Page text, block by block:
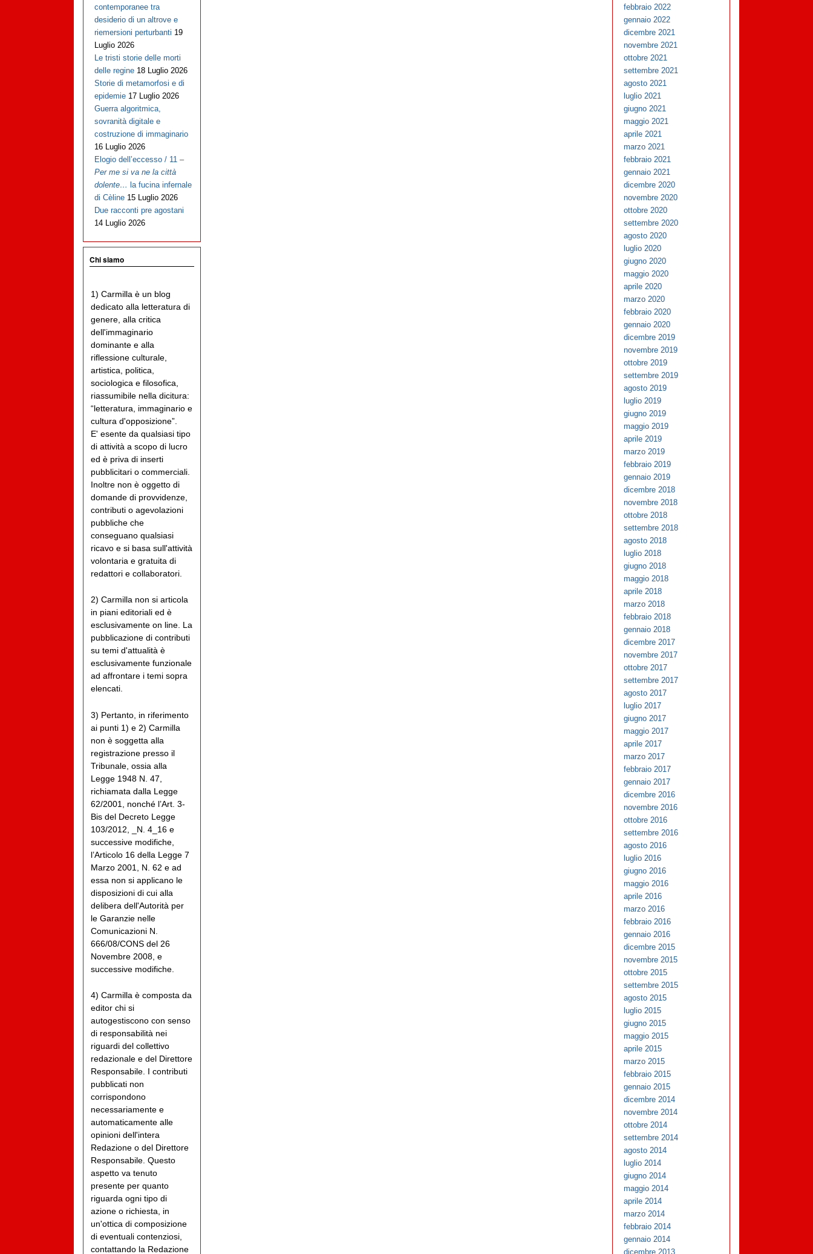
contemporanee tra
desiderio di un altrove e
riemersioni perturbanti 19
Luglio 2026
Le tristi storie delle morti
delle regine 18 Luglio 2026
Storie di metamorfosi e di
epidemie 17 Luglio 2026
Guerra algoritmica,
sovranità digitale e
costruzione di immaginario
16 Luglio 2026
Elogio dell’eccesso / 11 –
Per me si va ne la città
dolente… la fucina infernale
di Cèline 15 Luglio 2026
Due racconti pre agostani
14 Luglio 2026
Chi siamo
1) Carmilla è un blog
dedicato alla letteratura di
genere, alla critica
dell'immaginario
dominante e alla
riflessione culturale,
artistica, politica,
sociologica e filosofica,
riassumibile nella dicitura:
“letteratura, immaginario e
cultura d'opposizione”.
E' esente da qualsiasi tipo
di attività a scopo di lucro
ed è priva di inserti
pubblicitari o commerciali.
Inoltre non è oggetto di
domande di provvidenze,
contributi o agevolazioni
pubbliche che
conseguano qualsiasi
ricavo e si basa sull'attività
volontaria e gratuita di
redattori e collaboratori.
2) Carmilla non si articola
in piani editoriali ed è
esclusivamente on line. La
pubblicazione di contributi
su temi d'attualità è
esclusivamente funzionale
ad affrontare i temi sopra
elencati.
3) Pertanto, in riferimento
ai punti 1) e 2) Carmilla
non è soggetta alla
registrazione presso il
Tribunale, ossia alla
Legge 1948 N. 47,
richiamata dalla Legge
62/2001, nonché l’Art. 3-
Bis del Decreto Legge
103/2012, _N. 4_16 e
successive modifiche,
l’Articolo 16 della Legge 7
Marzo 2001, N. 62 e ad
essa non si applicano le
disposizioni di cui alla
delibera dell'Autorità per
le Garanzie nelle
Comunicazioni N.
666/08/CONS del 26
Novembre 2008, e
successive modifiche.
4) Carmilla è composta da
editor chi si
autogestiscono con senso
di responsabilità nei
riguardi del collettivo
redazionale e del Direttore
Responsabile. I contributi
pubblicati non
corrispondono
necessariamente e
automaticamente alle
opinioni dell'intera
Redazione o del Direttore
Responsabile. Questo
aspetto va tenuto
presente per quanto
riguarda ogni tipo di
azione o richiesta, in
un'ottica di composizione
di eventuali contenziosi,
contattando la Redazione
febbraio 2022
gennaio 2022
dicembre 2021
novembre 2021
ottobre 2021
settembre 2021
agosto 2021
luglio 2021
giugno 2021
maggio 2021
aprile 2021
marzo 2021
febbraio 2021
gennaio 2021
dicembre 2020
novembre 2020
ottobre 2020
settembre 2020
agosto 2020
luglio 2020
giugno 2020
maggio 2020
aprile 2020
marzo 2020
febbraio 2020
gennaio 2020
dicembre 2019
novembre 2019
ottobre 2019
settembre 2019
agosto 2019
luglio 2019
giugno 2019
maggio 2019
aprile 2019
marzo 2019
febbraio 2019
gennaio 2019
dicembre 2018
novembre 2018
ottobre 2018
settembre 2018
agosto 2018
luglio 2018
giugno 2018
maggio 2018
aprile 2018
marzo 2018
febbraio 2018
gennaio 2018
dicembre 2017
novembre 2017
ottobre 2017
settembre 2017
agosto 2017
luglio 2017
giugno 2017
maggio 2017
aprile 2017
marzo 2017
febbraio 2017
gennaio 2017
dicembre 2016
novembre 2016
ottobre 2016
settembre 2016
agosto 2016
luglio 2016
giugno 2016
maggio 2016
aprile 2016
marzo 2016
febbraio 2016
gennaio 2016
dicembre 2015
novembre 2015
ottobre 2015
settembre 2015
agosto 2015
luglio 2015
giugno 2015
maggio 2015
aprile 2015
marzo 2015
febbraio 2015
gennaio 2015
dicembre 2014
novembre 2014
ottobre 2014
settembre 2014
agosto 2014
luglio 2014
giugno 2014
maggio 2014
aprile 2014
marzo 2014
febbraio 2014
gennaio 2014
dicembre 2013